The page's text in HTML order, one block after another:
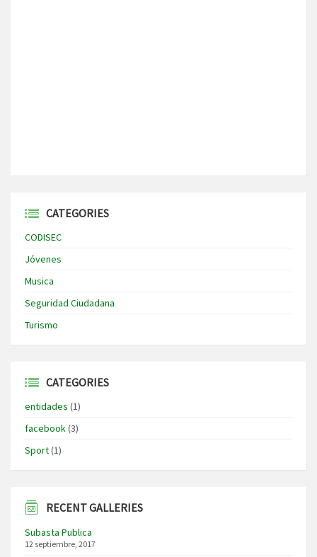
CATEGORIES
CODISEC
Jóvenes
Musica
Seguridad Ciudadana
Turismo
CATEGORIES
entidades (1)
facebook(3)
Sport(1)
RECENT GALLERIES
Subasta Publica
12 septiembre, 2017